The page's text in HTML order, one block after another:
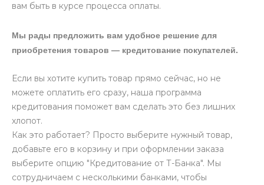
вам быть в курсе процесса оплаты.
Мы рады предложить вам удобное решение для
приобретения товаров — кредитование покупателей.
Если вы хотите купить товар прямо сейчас, но не
можете оплатить его сразу, наша программа
кредитования поможет вам сделать это без лишних
хлопот.
Как это работает? Просто выберите нужный товар,
добавьте его в корзину и при оформлении заказа
выберите опцию "Кредитование от Т-Банка". Мы
сотрудничаем с несколькими банками, чтобы